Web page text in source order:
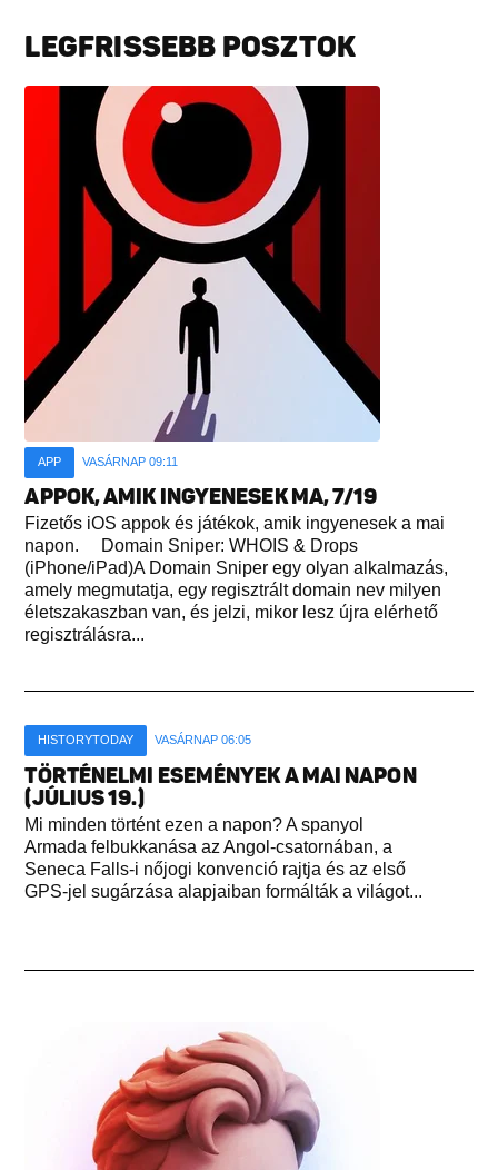
LEGFRISSEBB POSZTOK
APP VASÁRNAP 09:11
APPOK, AMIK INGYENESEK MA, 7/19
Fizetős iOS appok és játékok, amik ingyenesek a mai
napon. Domain Sniper: WHOIS & Drops
(iPhone/iPad)A Domain Sniper egy olyan alkalmazás,
amely megmutatja, egy regisztrált domain nev milyen
életszakaszban van, és jelzi, mikor lesz újra elérhető
regisztrálásra...
HISTORYTODAY VASÁRNAP 06:05
TÖRTÉNELMI ESEMÉNYEK A MAI NAPON
(JÚLIUS 19.)
Mi minden történt ezen a napon? A spanyol
Armada felbukkanása az Angol-csatornában, a
Seneca Falls-i nőjogi konvenció rajtja és az első
GPS-jel sugárzása alapjaiban formálták a világot...